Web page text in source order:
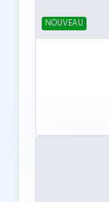
NOUVEAU